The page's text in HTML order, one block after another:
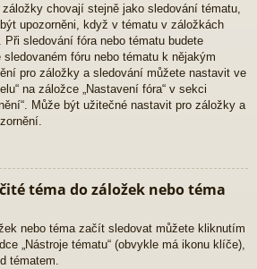
chovají stejně jako sledování tématu,
upozorněni, když v tématu v záložkách
sledování fóra nebo tématu budete
fóru nebo tématu k nějakým
pro záložky a sledování můžete nastavit ve
na záložce „Nastavení fóra“ v sekci
Může být užitečné nastavit pro záložky a
téma do záložek nebo téma
nebo téma začít sledovat můžete kliknutím
„Nástroje tématu“ (obvykle má ikonu klíče),
tématem.